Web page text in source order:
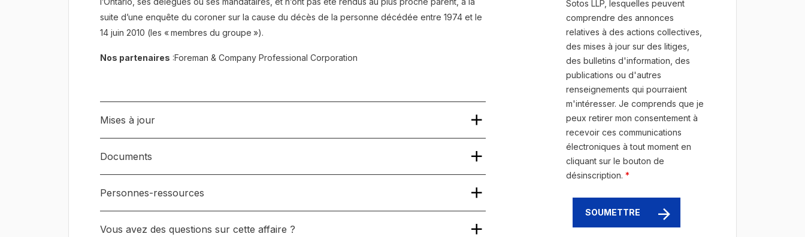
suite d’une enquête du coroner sur la cause du décès de la personne décédée entre 1974 et le
14 juin 2010 (les « membres du groupe »).
Nos partenaires :Foreman & Company Professional Corporation
Mises à jour
Les parties ont échangé leurs documents relatifs à la requête en certification de cette action
en tant qu’action collective. Les parties fixeront la date de la requête en certification au début
Documents
Exposé modifié de la demande
Personnes-ressources
Vous avez des questions sur cette affaire ?
Sotos LLP, lesquelles peuvent
comprendre des annonces
relatives à des actions collectives,
des mises à jour sur des litiges,
des bulletins d'information, des
publications ou d'autres
renseignements qui pourraient
m'intéresser. Je comprends que je
peux retirer mon consentement à
recevoir ces communications
électroniques à tout moment en
cliquant sur le bouton de
désinscription. *